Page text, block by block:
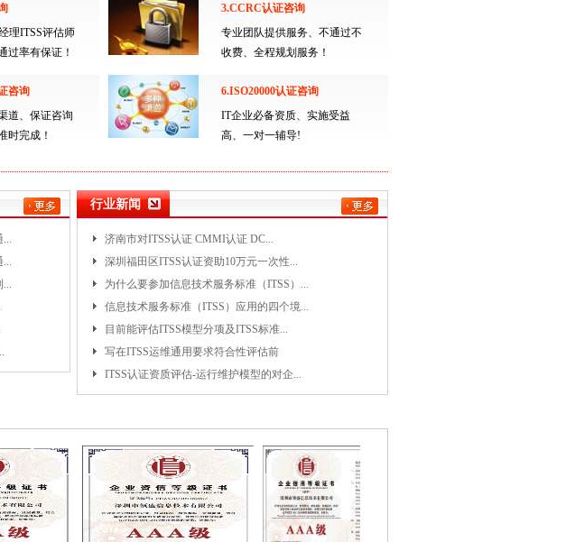
理ITSS评估师
过率有保证！
3.CCRC认证咨询
专业团队提供服务、不通过不
收费、全程规划服务！
咨询
道、保证咨询
时完成！
6.ISO20000认证咨询
IT企业必备资质、实施受益
高、一对一辅导!
...
...
...
行业新闻
济南市对ITSS认证 CMMI认证 DC...
深圳福田区ITSS认证资助10万元一次性...
为什么要参加信息技术服务标准（ITSS）...
信息技术服务标准（ITSS）应用的四个境...
目前能评估ITSS模型分项及ITSS标准...
写在ITSS运维通用要求符合性评估前
ITSS认证资质评估-运行维护模型的对企...